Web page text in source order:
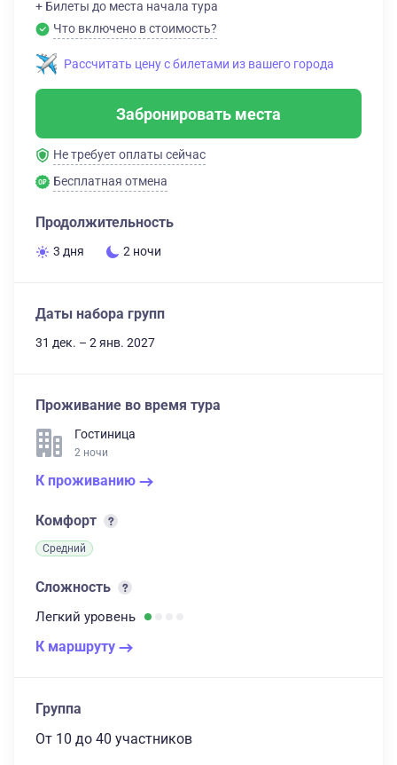
+ Билеты до места начала тура
Что включено в стоимость?
Рассчитать цену с билетами из вашего города
Забронировать места
Не требует оплаты сейчас
Бесплатная отмена
Продолжительность
3 дня 2 ночи
Даты набора групп
31 дек. – 2 янв. 2027
Проживание во время тура
Гостиница
2 ночи
К проживанию
Комфорт
Средний
Сложность
Легкий уровень
К маршруту
Группа
От 10 до 40 участников